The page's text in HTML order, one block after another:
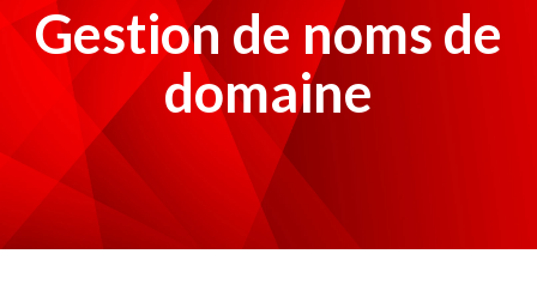
Gestion de noms de
domaine